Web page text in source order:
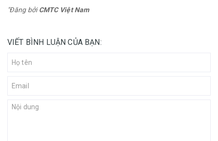
"Đăng bởiCMTC Việt Nam
VIẾT BÌNH LUẬN CỦA BẠN: